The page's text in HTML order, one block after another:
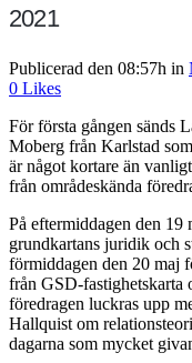
2021
Publicerad den 08:57h in
0 Likes
För första gången sänds
Moberg från Karlstad
är något kortare än
från områdeskända
På eftermiddagen den
grundkartans juridik och
förmiddagen den 20 maj
från GSD-fastighetskarta
föredragen luckras upp
Hallquist om
dagarna som mycket